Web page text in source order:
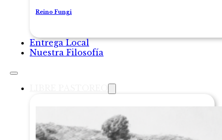
Reino Fungi
Entrega Local
Nuestra Filosofía